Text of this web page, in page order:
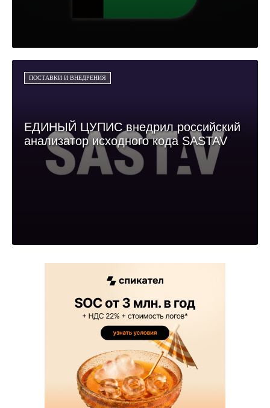
ПОСТАВКИ И ВНЕДРЕНИЯ
ЕДИНЫЙ ЦУПИС внедрил российский
анализатор исходного кода SASTAV